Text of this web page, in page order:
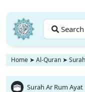
Search
Home ➤ Al-Quran ➤
Surah Ar Rum